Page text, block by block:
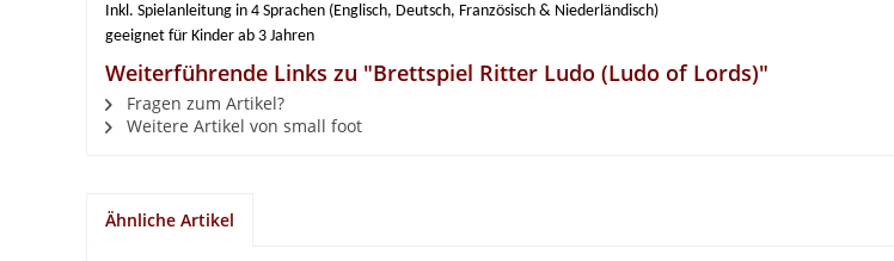
Inkl. Spielanleitung in 4 Sprachen (Englisch, Deutsch, Französisch & Niederländisch)
geeignet für Kinder ab 3 Jahren
Weiterführende Links zu "Brettspiel Ritter Ludo (Ludo of Lords)"
Fragen zum Artikel?
Weitere Artikel von small foot
Ähnliche Artikel